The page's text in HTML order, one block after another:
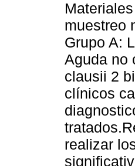
muestreo
Grupo A:
Aguda no
clausii 2
clínicos
realizar